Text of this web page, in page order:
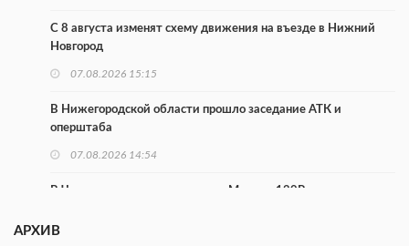
С 8 августа изменят схему движения на въезде в Нижний
Новгород
07.08.2026 15:15
В Нижегородской области прошло заседание АТК и
оперштаба
07.08.2026 14:54
В Чкаловске спустили на воду «Метеор-120Р»
АРХИВ